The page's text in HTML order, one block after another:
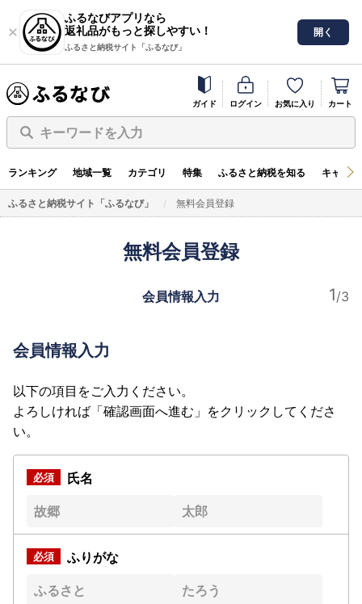
ふるなびアプリなら
返礼品がもっと探しやすい！
ふるさと納税サイト「ふるなび」
開く
ガイド ログイン お気に入り カート
キーワードを入力
ランキング 地域一覧 カテゴリ 特集 ふるさと納税を知る キャン
ふるさと納税サイト「ふるなび」 無料会員登録
無料会員登録
会員情報入力
会員情報入力
以下の項目をご入力ください。
よろしければ「確認画面へ進む」をクリックしてくださ
い。
氏名
ふりがな